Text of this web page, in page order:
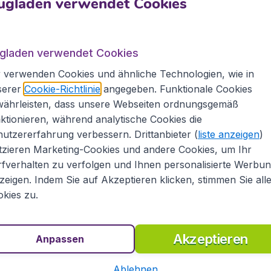
Flugladen.at
Beachten Sie unser umfangreiches Angebot an
bietet Ihnen eine große Auswahl an Flugpreisen
von vielen Linienfluggesellschaften wie z.B.
und in einem Überblick unsere günstigsten
Mit Flugladen.at machen Sie mehr aus Ihrem
sondern auch günstige Hotels und Mietwagen im
Ihnen, wenn gewünscht, bei der Buchung oder
verwendet Cookies
verwenden Cookies und ähnliche Technologien, wie in
Cookie-Richtlinieangegeben. Funktionale Cookies
dass unsere Webseiten ordnungsgemäß
während analytische Cookies die
verbessern. Drittanbieter (liste anzeigen)
Marketing-Cookies und andere Cookies, um Ihr
zu verfolgen und Ihnen personalisierte
Indem Sie auf Akzeptieren klicken, stimmen Sie
zu.
Akzeptieren
Anpassen